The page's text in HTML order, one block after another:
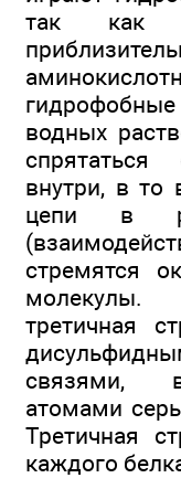
так как
водных
внутри, в то
цепи в
стремятся
молекулы.
третичная
связями,
атомами
Третичная
каждого